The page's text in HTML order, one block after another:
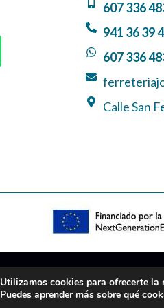
607 336
941 36 39
607 336
Calle San
POLÍTICA DE COOKIES
Utilizamos cookies para ofrecerte la
Puedes aprender más sobre qué